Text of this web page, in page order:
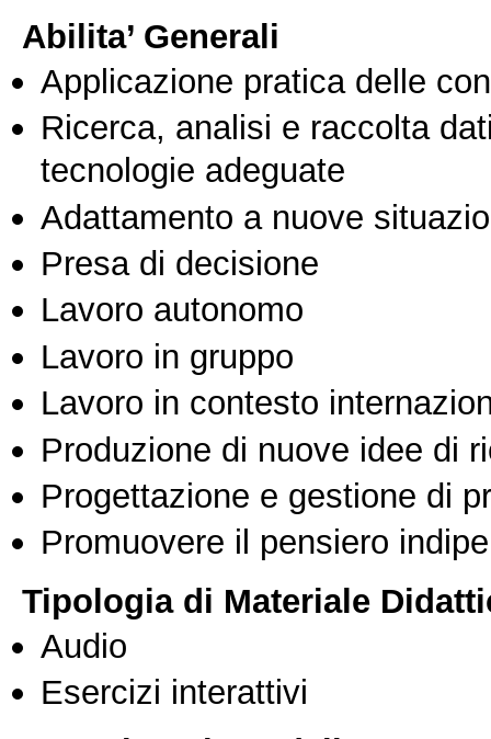
Abilita’ Generali
Applicazione pratica delle
Ricerca, analisi e raccolta
tecnologie adeguate
Adattamento a nuove
Presa di decisione
Lavoro autonomo
Lavoro in gruppo
Lavoro in contesto
Produzione di nuove idee di
Progettazione e gestione di
Promuovere il pensiero
Tipologia di Materiale
Audio
Esercizi interattivi